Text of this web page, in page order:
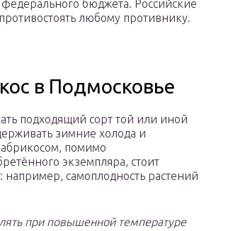
федерального бюджета. Российские
любому противнику.
в Подмосковье
подходящий сорт той или иной
зимние холода и
помимо
экземпляра, стоит
самоплодность растений
при повышенной температуре